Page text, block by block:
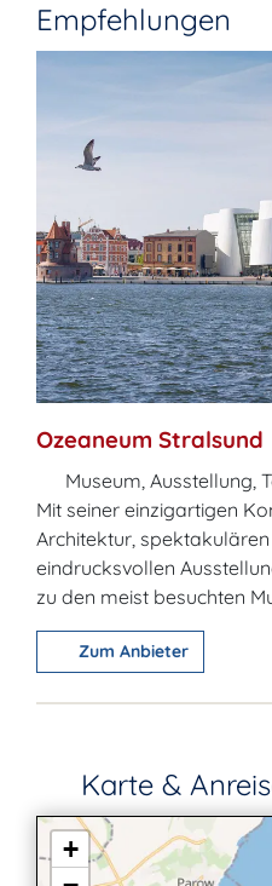
Empfehlungen
Ozeaneum Stralsund
Museum, Ausstellung,
Mit seiner einzigartigen
Architektur,
eindrucksvollen
zu den meist besuchten
Zum Anbieter
Karte &
+